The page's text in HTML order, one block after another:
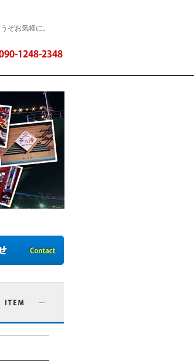
ぞお気軽に。